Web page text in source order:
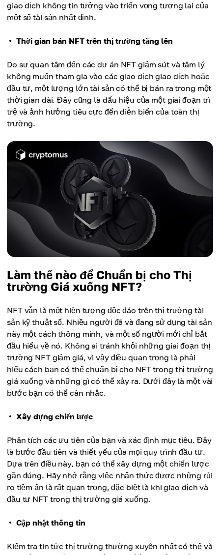
giao dịch không tin tưởng vào triển vọng tương lai của
một số tài sản nhất định.
Thời gian bán NFT trên thị trường tăng lên
Do sự quan tâm đến các dự án NFT giảm sút và tâm lý
không muốn tham gia vào các giao dịch giao dịch hoặc
đầu tư, một lượng lớn tài sản có thể bị bán ra trong một
thời gian dài. Đây cũng là dấu hiệu của một giai đoạn trì
trệ và ảnh hưởng tiêu cực đến diễn biến của toàn thị
trường.
Làm thế nào để Chuẩn bị cho Thị
trường Giá xuống NFT?
NFT vẫn là một hiện tượng độc đáo trên thị trường tài
sản kỹ thuật số. Nhiều người đã và đang sử dụng tài sản
này một cách thông minh, và một số người mới chỉ bắt
đầu hiểu về nó. Không ai tránh khỏi những giai đoạn thị
trường NFT giảm giá, vì vậy điều quan trọng là phải
hiểu cách bạn có thể chuẩn bị cho NFT trong thị trường
giá xuống và những gì có thể xảy ra. Dưới đây là một vài
bước bạn có thể cân nhắc.
Xây dựng chiến lược
Phân tích các ưu tiên của bạn và xác định mục tiêu. Đây
là bước đầu tiên và thiết yếu của mọi quy trình đầu tư.
Dựa trên điều này, bạn có thể xây dựng một chiến lược
gần đúng. Hãy nhớ rằng việc nhận thức được những rủi
ro tiềm ẩn là rất quan trọng, đặc biệt là khi giao dịch và
đầu tư NFT trong thị trường giá xuống.
Cập nhật thông tin
Kiểm tra tin tức thị trường thường xuyên nhất có thể và